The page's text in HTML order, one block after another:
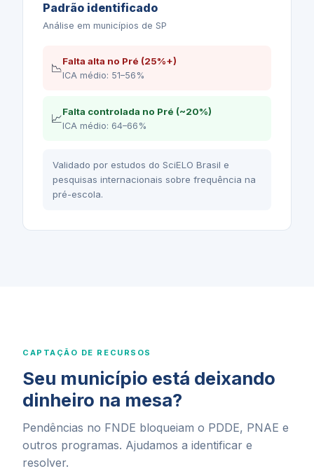
Padrão identificado
Análise em municípios de SP
📉Falta alta no Pré (25%+)
ICA médio: 51–56%
📈Falta controlada no Pré (~20%)
ICA médio: 64–66%
Validado por estudos do SciELO Brasil e
pesquisas internacionais sobre frequência na
pré-escola.
CAPTAÇÃO DE RECURSOS
Seu município está deixando
dinheiro na mesa?
Pendências no FNDE bloqueiam o PDDE, PNAE e
outros programas. Ajudamos a identificar e
resolver.